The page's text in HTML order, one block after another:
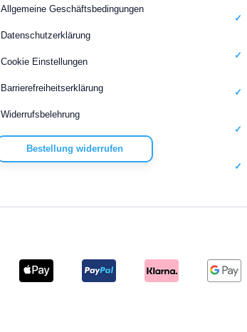
Allgemeine Geschäftsbedingungen
Datenschutzerklärung
Cookie Einstellungen
Barrierefreiheitserklärung
Widerrufsbelehrung
Bestellung widerrufen